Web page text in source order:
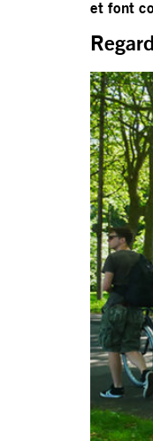
et font